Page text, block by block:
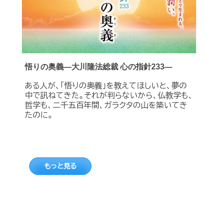
悟りの奥義―大川隆法総裁 心の指針233―
ある人が、「悟りの奥義」を教えてほしいと、夢の
中で訊ねてきた。それが判らないから、仏教学も、
哲学も、二千五百年間、ガラクタの山を築いてき
たのに。
もっと見る